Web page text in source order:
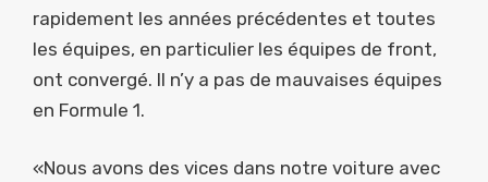
rapidement les années précédentes et toutes
les équipes, en particulier les équipes de front,
ont convergé. Il n’y a pas de mauvaises équipes
en Formule 1.
«Nous avons des vices dans notre voiture avec